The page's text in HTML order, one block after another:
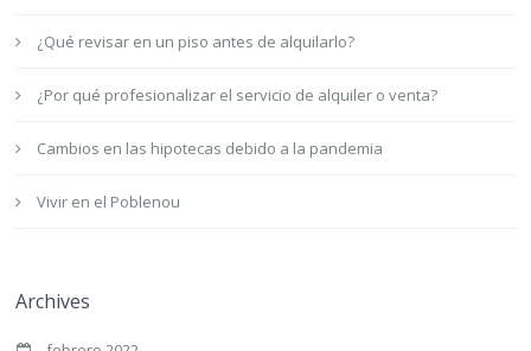
¿Qué revisar en un piso antes de alquilarlo?
¿Por qué profesionalizar el servicio de alquiler o venta?
Cambios en las hipotecas debido a la pandemia
Vivir en el Poblenou
Archives